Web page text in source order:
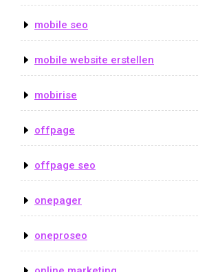
mobile seo
mobile website erstellen
mobirise
offpage
offpage seo
onepager
oneproseo